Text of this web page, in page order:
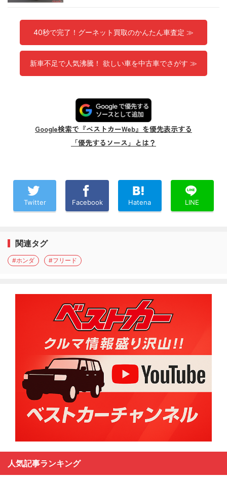
40秒で完了！グーネット買取のかんたん車査定 ≫
新車不足で人気沸騰！ 欲しい車を中古車でさがす ≫
Google検索で『ベストカーWeb』を優先表示する
「優先するソース」とは？
Twitter Facebook Hatena LINE
関連タグ
#ホンダ #フリード
人気記事ランキング